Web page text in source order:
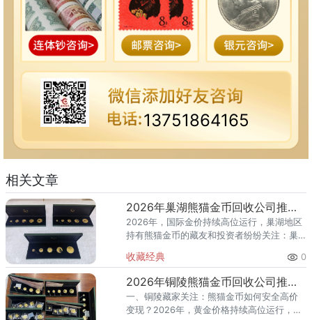
13751864165
相关文章
2026年巢湖熊猫金币回收公司推荐 上门回收渠道全解析
2026年，国际金价持续高位运行，巢湖地区
持有熊猫金币的藏友和投资者纷纷关注：巢
回收熊猫金币？ 本文为您精选2026年巢湖熊
猫金币回收公司推荐
收藏经典 0
2026年铜陵熊猫金币回收公司推荐 铜陵本地哪里回收更靠谱？
一、铜陵藏家关注：熊猫金币如何安全高价
变现？2026年，黄金价格持续高位运行，熊